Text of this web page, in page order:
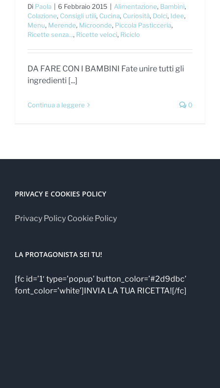
Di Paola 6 Febbraio 2015 Alimentazione, Bambini,
Colazione, Consigli utili, Cucina, Curiosità, Dolci, Idee,
Menu, Merende, Microonde, Piccola Pasticceria,
Ricette senza..., Ricette veloci, Riciclo
DA FARE CON I BAMBINI Fate unire tutti gli
ingredienti [...]
Continua a leggere 0
PRIVACY E COOKIES POLICY
Privacy Policy Cookie Policy
LA PROTAGONISTA SEI TU!
[fc id=’1′ type=’popup’ button_color=’#2d9dbc’
font_color=’white’]INVIA LA TUA RICETTA![/fc]